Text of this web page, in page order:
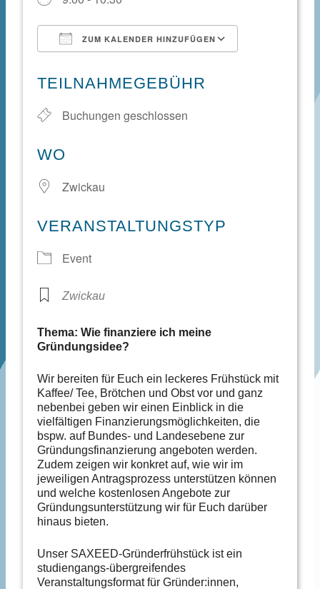
ZUM KALENDER HINZUFÜGEN
TEILNAHMEGEBÜHR
Buchungen geschlossen
WO
Zwickau
VERANSTALTUNGSTYP
Event
Zwickau
Thema: Wie finanziere ich meine
Gründungsidee?
Wir bereiten für Euch ein leckeres Frühstück mit
Kaffee/ Tee, Brötchen und Obst vor und ganz
nebenbei geben wir einen Einblick in die
vielfältigen Finanzierungsmöglichkeiten, die
bspw. auf Bundes- und Landesebene zur
Gründungsfinanzierung angeboten werden.
Zudem zeigen wir konkret auf, wie wir im
jeweiligen Antragsprozess unterstützen können
und welche kostenlosen Angebote zur
Gründungsunterstützung wir für Euch darüber
hinaus bieten.
Unser SAXEED-Gründerfrühstück ist ein
studiengangs-übergreifendes
Veranstaltungsformat für Gründer:innen,